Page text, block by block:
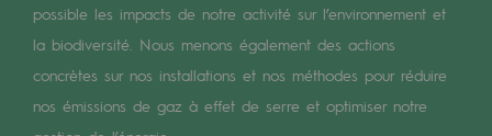
Notre culture et nos valeurs
Une organisation certifiée
possible les impacts de notre activité sur l’environnement et
la biodiversité. Nous menons également des actions
concrètes sur nos installations et nos méthodes pour réduire
nos émissions de gaz à effet de serre et optimiser notre